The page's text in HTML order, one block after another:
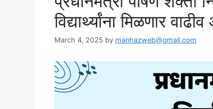
r
i
e
s
विद्यार्थ्यांना मिळणार
March 4, 2025 by manhazweb@gmail.com